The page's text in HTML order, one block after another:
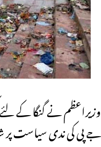
وزیراعظم نے گنگا کے
جے پی کی ندی سیاست پر